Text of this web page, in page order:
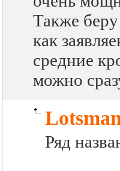
Также
как
средние
можно
Ряд